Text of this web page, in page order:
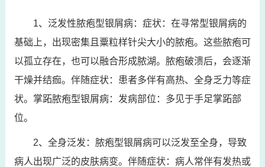
1、泛发性脓疱型银屑病：症状：在寻常型银屑病的
基础上，出现密集且粟粒样针尖大小的脓疱。这些脓疱可
以孤立存在，也可以融合形成脓湖。脓疱破溃后，会逐渐
干燥并结痂。伴随症状：患者多伴有高热、全身乏力等症
状。掌跖脓疱型银屑病：发病部位：多见于手足掌跖部
位。
2、全身泛发：脓疱型银屑病可以泛发至全身，导致
病人出现广泛的皮肤病变。伴随症状：病人常伴有发热或